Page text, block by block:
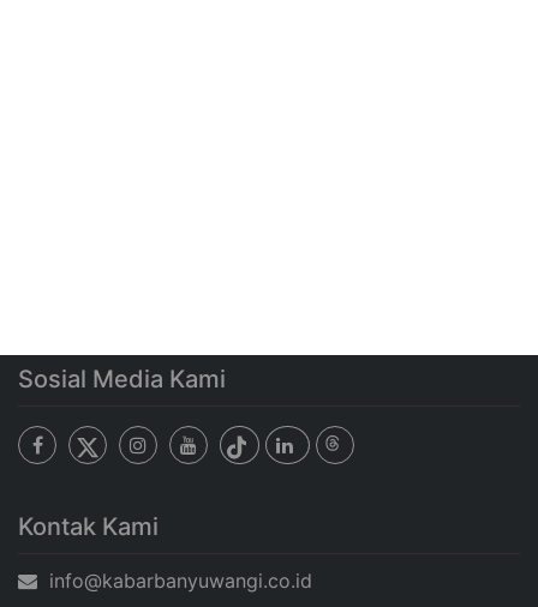
Sosial Media Kami
Kontak Kami
info@kabarbanyuwangi.co.id